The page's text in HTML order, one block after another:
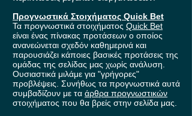
Προγνωστικά Στοιχήματος Quick Bet
Τα προγνωστικά στοιχήματος Quick Bet
είναι ένας πίνακας προτάσεων ο οποίος
ανανεώνεται σχεδόν καθημερινά και
παρουσιάζει κάποιες βασικές προτάσεις της
ομάδας της σελίδας μας χωρίς ανάλυση.
Ουσιαστικά μιλάμε για "γρήγορες"
προβλέψεις. Συνήθως τα προγνωστικά αυτά
συμβαδίζουν με τα άρθρα προγνωστικών
στοιχήματος που θα βρείς στην σελίδα μας.